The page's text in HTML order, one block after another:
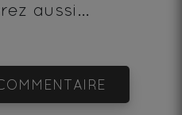
aussi...
UN COMMENTAIRE